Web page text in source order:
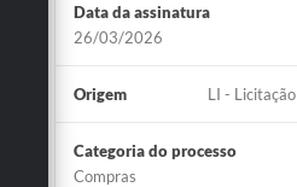
Data da assinatura
26/03/2026
Origem LI - Licitação
Categoria do processo
Compras